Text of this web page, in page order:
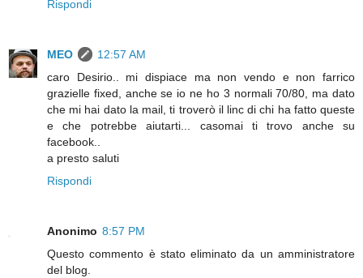
Rispondi
MEO
12:57 AM
caro Desirio.. mi dispiace ma non vendo e non farrico
grazielle fixed, anche se io ne ho 3 normali 70/80, ma dato
che mi hai dato la mail, ti troverò il linc di chi ha fatto queste
e che potrebbe aiutarti... casomai ti trovo anche su
facebook..
a presto saluti
Rispondi
Anonimo 8:57 PM
Questo commento è stato eliminato da un amministratore
del blog.